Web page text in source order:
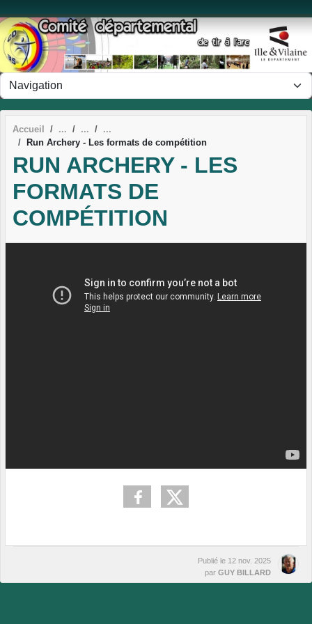
Accueil
Run Archery - Les formats de compétition
RUN ARCHERY - LES
FORMATS DE
COMPÉTITION
Publié le 12 nov. 2025
par GUY BILLARD